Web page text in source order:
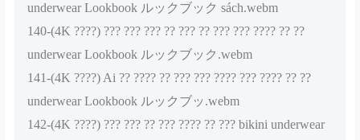
underwear Lookbook ルックブック sách.webm
140-(4K ????) ??? ??? ??? ?? ??? ?? ??? ??? ???? ?? ??
underwear Lookbook ルックブック.webm
141-(4K ????) Ai ?? ???? ?? ??? ??? ???? ??? ???? ?? ??
underwear Lookbook ルックブッ.webm
142-(4K ????) ??? ??? ?? ??? ???? ?? ??? bikini underwear